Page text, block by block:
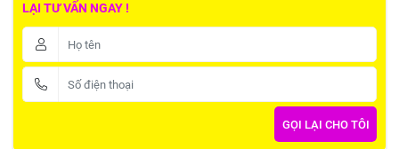
LẠI TƯ VẤN NGAY !